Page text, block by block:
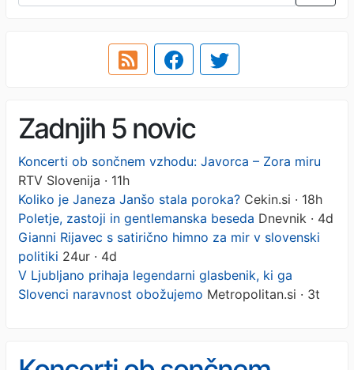
Zadnjih 5 novic
Koncerti ob sončnem vzhodu: Javorca – Zora miru
RTV Slovenija · 11h
Koliko je Janeza Janšo stala poroka? Cekin.si · 18h
Poletje, zastoji in gentlemanska beseda Dnevnik · 4d
Gianni Rijavec s satirično himno za mir v slovenski
politiki 24ur · 4d
V Ljubljano prihaja legendarni glasbenik, ki ga
Slovenci naravnost obožujemo Metropolitan.si · 3t